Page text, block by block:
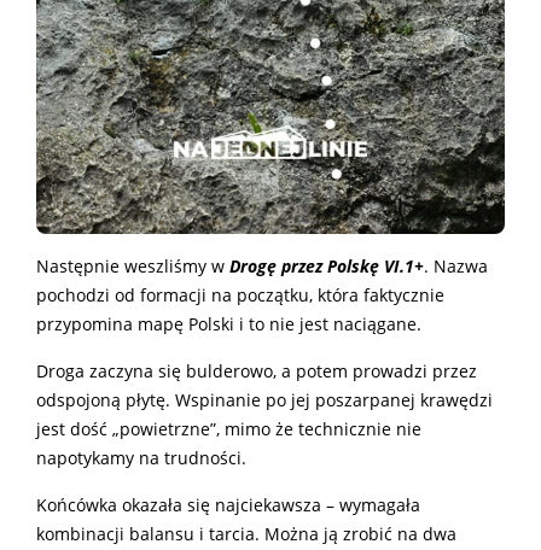
Następnie weszliśmy w Drogę przez Polskę VI.1+. Nazwa
pochodzi od formacji na początku, która faktycznie
przypomina mapę Polski i to nie jest naciągane.
Droga zaczyna się bulderowo, a potem prowadzi przez
odspojoną płytę. Wspinanie po jej poszarpanej krawędzi
jest dość „powietrzne”, mimo że technicznie nie
napotykamy na trudności.
Końcówka okazała się najciekawsza – wymagała
kombinacji balansu i tarcia. Można ją zrobić na dwa